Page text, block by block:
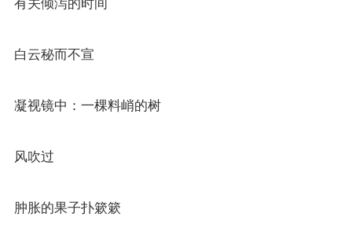
有关倾泻的时间
白云秘而不宣
凝视镜中：一棵料峭的树
风吹过
肿胀的果子扑簌簌